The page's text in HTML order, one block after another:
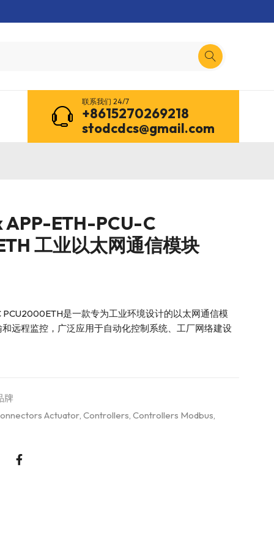
联系我们 24/7
+8615270269218
stodcdcs@gmail.com
APP-ETH-PCU-C
工业以太网通信模块
是一款专为工业环境设计的以太网通信模
远程监控，广泛应用于自动化控制系统、工厂网络建设
牌
Actuator, Controllers, Controllers Modbus,